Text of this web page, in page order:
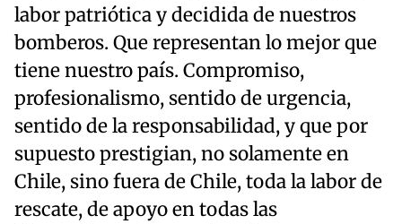
labor patriótica y decidida de nuestros
bomberos. Que representan lo mejor que
tiene nuestro país. Compromiso,
profesionalismo, sentido de urgencia,
sentido de la responsabilidad, y que por
supuesto prestigian, no solamente en
Chile, sino fuera de Chile, toda la labor de
rescate, de apoyo en todas las